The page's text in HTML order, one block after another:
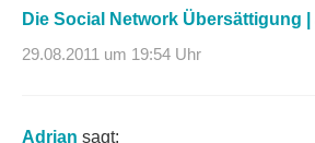
Die Social Network Übersättigung
29.08.2011 um 19:54 Uhr
Adrian sagt: